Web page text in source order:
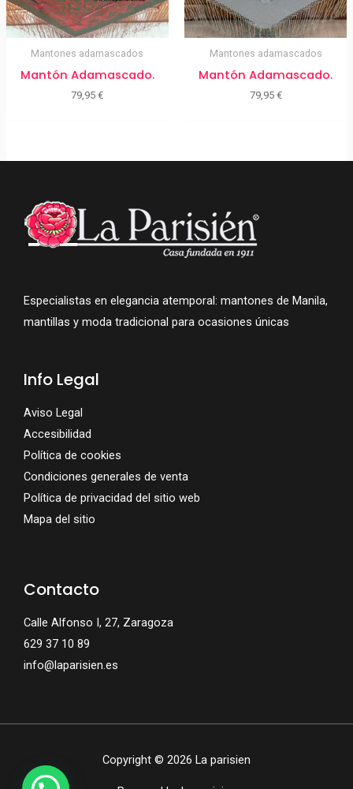
Mantones adamascados
Mantón Adamascado.
79,95€
Mantones adamascados
Mantón Adamascado.
79,95 €
Especialistas en elegancia atemporal: mantones de Manila,
mantillas y moda tradicional para ocasiones únicas
Info Legal
Aviso Legal
Accesibilidad
Política de cookies
Condiciones generales de venta
Política de privacidad del sitio web
Mapa del sitio
Contacto
Calle Alfonso I, 27, Zaragoza
629 37 10 89
info@laparisien.es
Copyright © 2026 La parisien